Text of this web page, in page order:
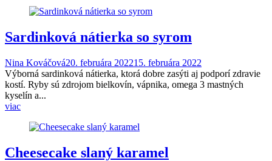
Sardinková nátierka so syrom
Nina Kováčová20. februára 202215. februára 2022
Výborná sardinková nátierka, ktorá dobre zasýti aj podporí zdravie
kostí. Ryby sú zdrojom bielkovín, vápnika, omega 3 mastných
kyselín a...
viac
Cheesecake slaný karamel